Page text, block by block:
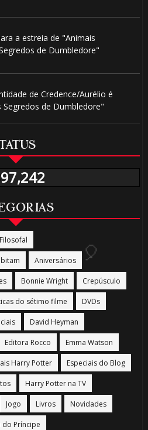
a estreia de "Animais
de Dumbledore"
de Credence/Aurélio é
Segredos de Dumbledore"
Aniversários
Bonnie Wright Crepúsculo
do sétimo filme DVDs
David Heyman
Editora Rocco Emma Watson
Harry Potter Especiais do Blog
Harry Potter na TV
Jogo Livros Novidades
do Príncipe
🎂
🎂
1️⃣ 8️⃣